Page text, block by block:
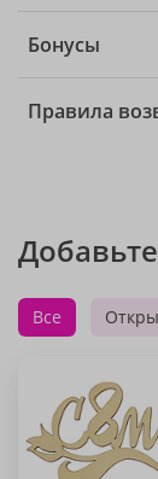
Бонусы
Правила
Все